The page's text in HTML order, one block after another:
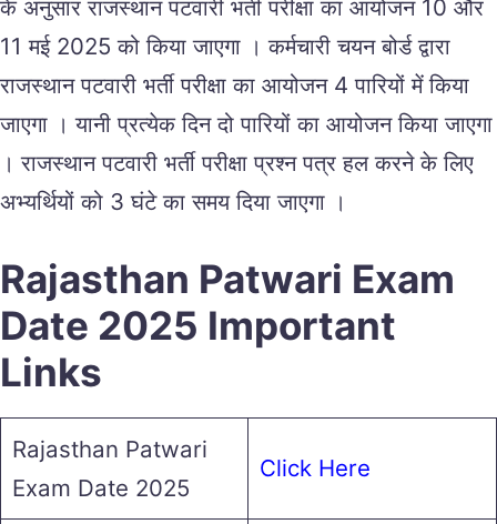
के अनुसार राजस्थान पटवारी भर्ती परीक्षा का आयोजन 10 और
11 मई 2025 को किया जाएगा । कर्मचारी चयन बोर्ड द्वारा
राजस्थान पटवारी भर्ती परीक्षा का आयोजन 4 पारियों में किया
जाएगा । यानी प्रत्येक दिन दो पारियों का आयोजन किया जाएगा
। राजस्थान पटवारी भर्ती परीक्षा प्रश्न पत्र हल करने के लिए
अभ्यर्थियों को 3 घंटे का समय दिया जाएगा ।
Rajasthan Patwari Exam
Date 2025 Important
Links
Rajasthan Patwari
Exam Date 2025
Click Here